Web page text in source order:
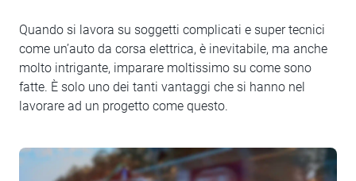
Quando si lavora su soggetti complicati e super tecnici
come un’auto da corsa elettrica, è inevitabile, ma anche
molto intrigante, imparare moltissimo su come sono
fatte. È solo uno dei tanti vantaggi che si hanno nel
lavorare ad un progetto come questo.